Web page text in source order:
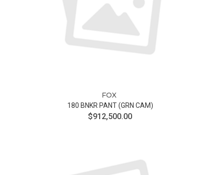
FOX
180 BNKR PANT (GRN CAM)
$912,500.00